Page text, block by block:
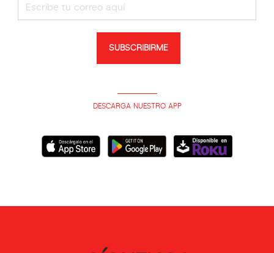
SUBSCRIBIRME
DESCARGA NUESTRO APP